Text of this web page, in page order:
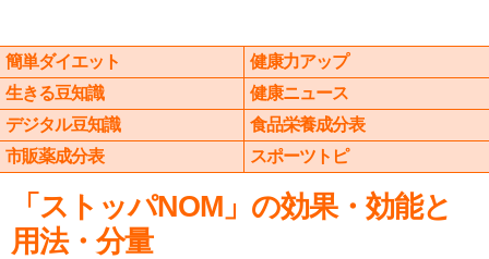
簡単ダイエット
健康力アップ
生きる豆知識
健康ニュース
デジタル豆知識
食品栄養成分表
市販薬成分表
スポーツトピ
「ストッパNOM」の効果・効能と
用法・分量